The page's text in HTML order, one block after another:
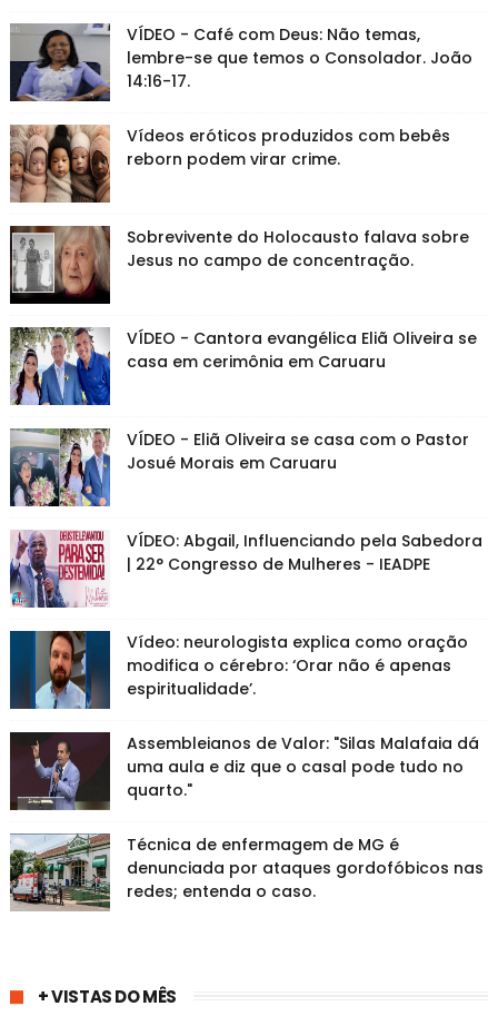
VÍDEO - Café com Deus: Não temas,
lembre-se que temos o Consolador. João
14:16-17.
Vídeos eróticos produzidos com bebês
reborn podem virar crime.
Sobrevivente do Holocausto falava sobre
Jesus no campo de concentração.
VÍDEO - Cantora evangélica Eliã Oliveira se
casa em cerimônia em Caruaru
VÍDEO - Eliã Oliveira se casa com o Pastor
Josué Morais em Caruaru
VÍDEO: Abgail, Influenciando pela Sabedora
| 22° Congresso de Mulheres - IEADPE
Vídeo: neurologista explica como oração
modifica o cérebro: ‘Orar não é apenas
espiritualidade’.
Assembleianos de Valor: "Silas Malafaia dá
uma aula e diz que o casal pode tudo no
quarto."
Técnica de enfermagem de MG é
denunciada por ataques gordofóbicos nas
redes; entenda o caso.
+ VISTAS DO MÊS